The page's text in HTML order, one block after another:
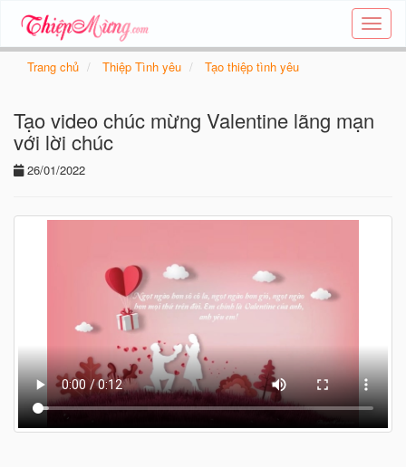
Tạo
thiệp
các
chủ
Trang chủ Thiệp Tình yêu Tạo thiệp tình yêu
Tạo video chúc mừng Valentine lãng mạn
với lời chúc
26/01/2022